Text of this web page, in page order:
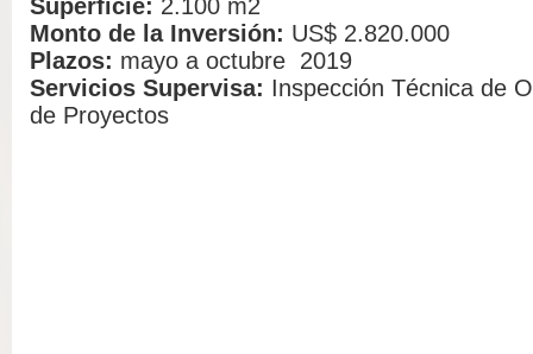
Superficie: 2.100 m2
Monto de la Inversión: US$ 2.820.000
Plazos: mayo a octubre 2019
Servicios Supervisa: Inspección Técnica de
de Proyectos